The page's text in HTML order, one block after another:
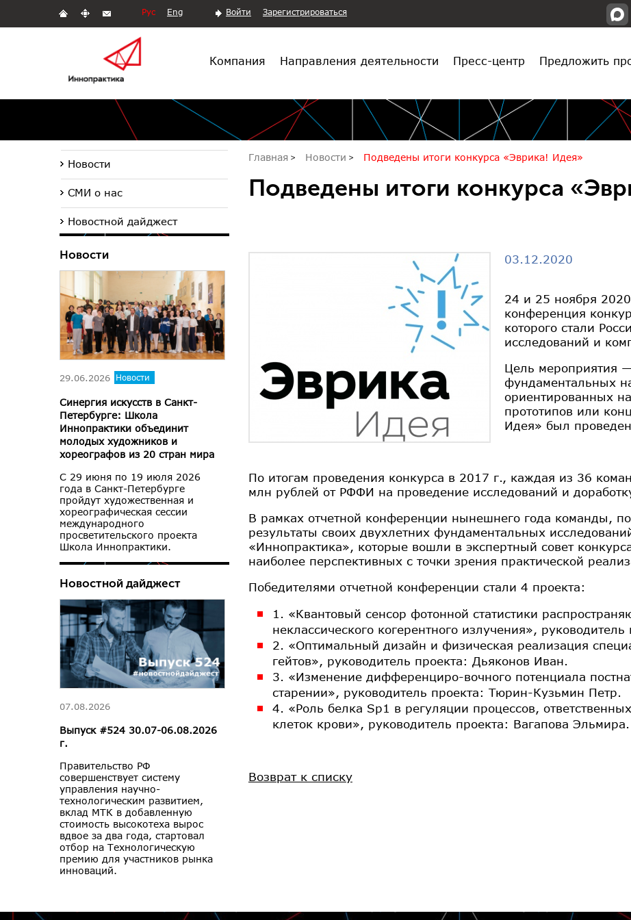
Рус Eng Войти Зарегистрироваться
Компания Направления деятельности Пресс-центр Предложить
Главная Новости Подведены итоги конкурса «Эврика! Идея»
Подведены итоги конкурса
03.12.2020
24 и 25 ноября
конференция
которого стали
исследований и
Цель мероприятия
фундаментальных
ориентированных
прототипов или
Идея» был
По итогам проведения конкурса в 2017 г., каждая из 36
млн рублей от РФФИ на проведение исследований и
В рамках отчетной конференции нынешнего года команды,
результаты своих двухлетних фундаментальных
«Иннопрактика», которые вошли в экспертный совет
наиболее перспективных с точки зрения практической
Победителями отчетной конференции стали 4 проекта:
1. «Квантовый сенсор фотонной статистики
неклассического когерентного излучения»,
2. «Оптимальный дизайн и физическая реализация
гейтов», руководитель проекта: Дьяконов Иван.
3. «Изменение дифференциро-вочного потенциала
старении», руководитель проекта: Тюрин-Кузьмин Петр.
4. «Роль белка Sp1 в регуляции процессов,
клеток крови», руководитель проекта: Вагапова Эльмира.
Возврат к списку
Новости
СМИ о нас
Новостной дайджест
Новости
29.06.2026 Новости
Синергия искусств в Санкт-
Петербурге: Школа
Иннопрактики объединит
молодых художников и
хореографов из 20 стран мира
С 29 июня по 19 июля 2026
года в Санкт-Петербурге
пройдут художественная и
хореографическая сессии
международного
просветительского проекта
Школа Иннопрактики.
Новостной дайджест
07.08.2026
Выпуск #524 30.07-06.08.2026
г.
Правительство РФ
совершенствует систему
управления научно-
технологическим развитием,
вклад МТК в добавленную
стоимость высокотеха вырос
вдвое за два года, стартовал
отбор на Технологическую
премию для участников рынка
инноваций.